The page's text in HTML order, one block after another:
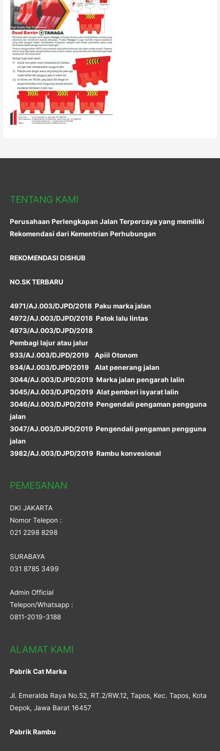
TENTANG KAMI
Perusahaan Perlengkapan Jalan Terpercaya yang memiliki
Rekomendasi dari Kementrian Perhubungan
REKOMENDASI DISHUB
NO.SK TERBARU
4971/AJ.003/DJPD/2018 Paku marka jalan
4972/AJ.003/DJPD/2018 Patok lalu lintas
4973/AJ.003/DJPD/2018
Pembagi lajur atau jalur
933/AJ.003/DJPD/2019 Apiil Otonom
934/AJ.003/DJPD/2019 Alat penerang jalan
3044/AJ.003/DJPD/2019 Marka jalan pengarah lalin
3045/AJ.003/DJPD/2019 Alat pemberi isyarat lalin
3046/AJ.003/DJPD/2019 Pengendali pengaman pengguna
jalan
3047/AJ.003/DJPD/2019 Pengendali pengaman pengguna
jalan
3982/AJ.003/DJPD/2019 Rambu konvesional
PEMESANAN
DKI JAKARTA
Nomor Telepon :
021 2298 8298
SURABAYA
031 8785 3499
Admin Official
Telepon/Whatsapp :
0811-2019-3188
ALAMAT KAMI
Pabrik Cat Marka
Jl. Emeralda Raya No.52, RT.2/RW.12, Tapos, Kec. Tapos, Kota
Depok, Jawa Barat 16457
Pabrik Rambu